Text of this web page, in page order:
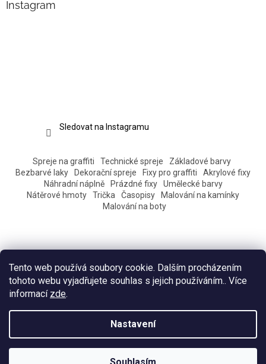
Tento web používá soubory cookie. Dalším procházením
tohoto webu vyjadřujete souhlas s jejich používáním.. Více
informací zde.
Nastavení
Instagram
Sledovat na Instagramu
Spreje na graffiti Technické spreje
Základové barvy
Bezbarvé laky
Dekorační spreje Fixy pro graffiti
Akrylové fixy
Náhradní náplně
Prázdné fixy
Umělecké barvy
Nátěrové hmoty
Trička Časopisy
Malování na kamínky
Malování na boty